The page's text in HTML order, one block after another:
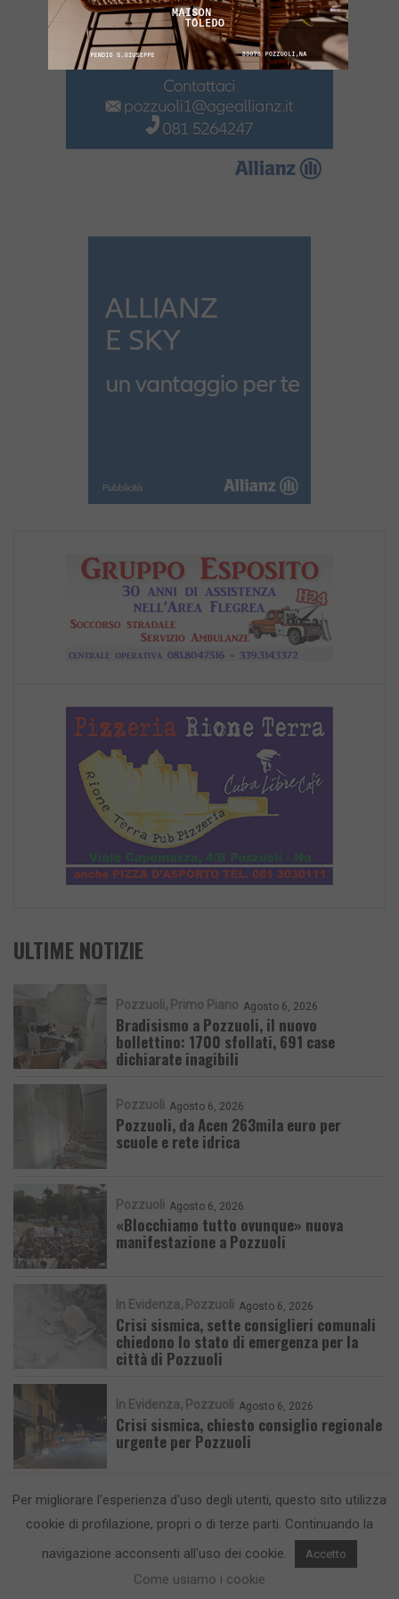
ULTIME NOTIZIE
Pozzuoli Primo Piano Agosto 6, 2026
Bradisismo a Pozzuoli, il nuovo
bollettino: 1700 sfollati, 691 case
dichiarate inagibili
Pozzuoli Agosto 6, 2026
Pozzuoli, da Acen 263mila euro per
scuole e rete idrica
Pozzuoli Agosto 6, 2026
«Blocchiamo tutto ovunque» nuova
manifestazione a Pozzuoli
In Evidenza Pozzuoli Agosto 6, 2026
Crisi sismica, sette consiglieri comunali
chiedono lo stato di emergenza per la
città di Pozzuoli
In Evidenza Pozzuoli Agosto 6, 2026
Crisi sismica, chiesto consiglio regionale
urgente per Pozzuoli
CronacaFlegrea testata giornalistica - aut. Tribunale di Napoli n. 34 del
23/05/2012.Info e Contatti
Per migliorare l'esperienza d'uso degli utenti, questo sito utilizza
cookie di profilazione, propri o di terze parti. Continuando la
navigazione acconsenti all'uso dei cookie.
Accetto
Come usiamo i cookie